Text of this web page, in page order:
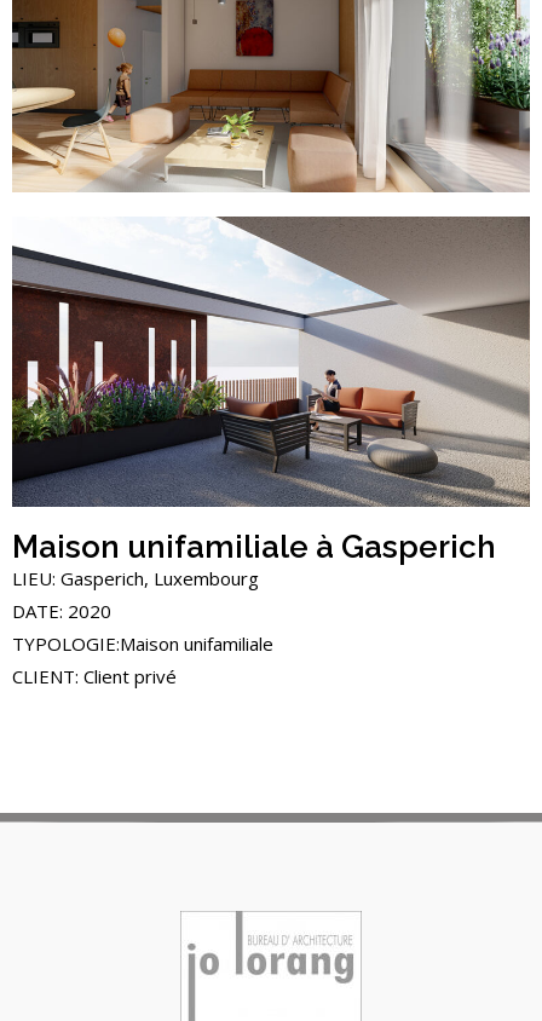
Maison unifamiliale à Gasperich
LIEU: Gasperich, Luxembourg
DATE: 2020
TYPOLOGIE:Maison unifamiliale
CLIENT: Client privé